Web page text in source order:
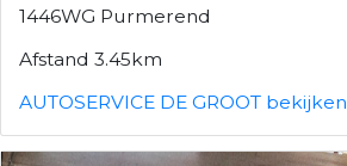
1446WG Purmerend
Afstand 3.45km
AUTOSERVICE DE GROOT bekijken